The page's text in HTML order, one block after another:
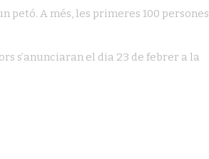
A més, les primeres 100 persones
s’anunciaran el dia 23 de febrer a la